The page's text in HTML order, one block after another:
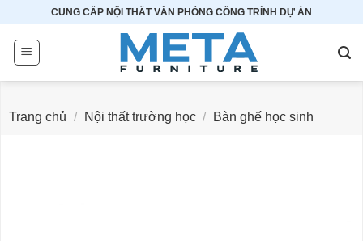
dung
CUNG CẤP NỘI THẤT VĂN PHÒNG CÔNG TRÌNH DỰ ÁN
Trang chủ / Nội thất trường học / Bàn ghế học sinh